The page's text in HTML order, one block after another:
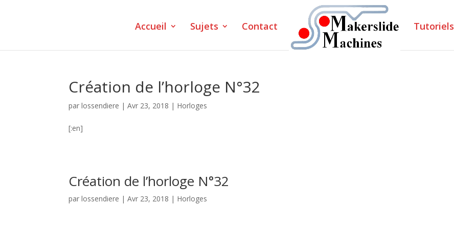
Accueil Sujets Contact Tutoriels
Création de l’horloge N°32
parlossendiere |Avr 23, 2018 | Horloges
[:en]
Création de l’horloge N°32
parlossendiere |Avr 23, 2018 | Horloges